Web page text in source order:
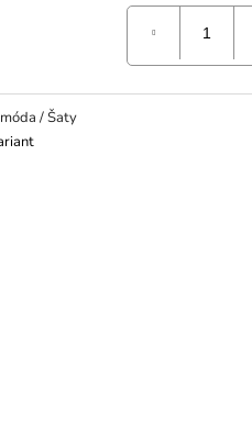
/ Šaty